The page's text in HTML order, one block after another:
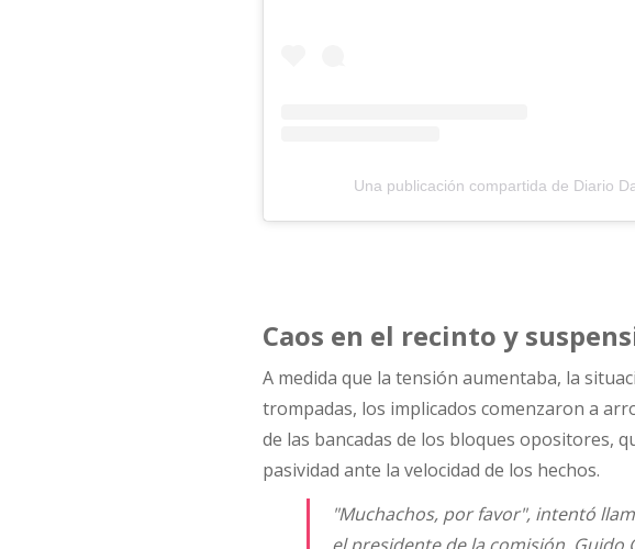
Una publicación compartida de Diario
Caos en el recinto y
A medida que la tensión aumentaba, la
trompadas, los implicados comenzaron a
de las bancadas de los bloques opositores,
pasividad ante la velocidad de los hechos.
"Muchachos, por favor", intentó